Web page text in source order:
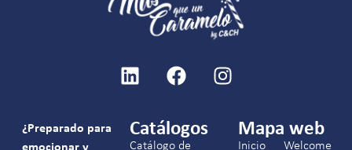
¿Preparado para
Catálogos
Catálogo de
Mapa web
Inicio
Welcome